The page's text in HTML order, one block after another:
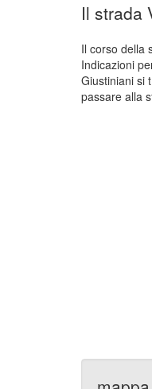
Il strada
Il corso della
Indicazioni
Giustiniani si
passare alla